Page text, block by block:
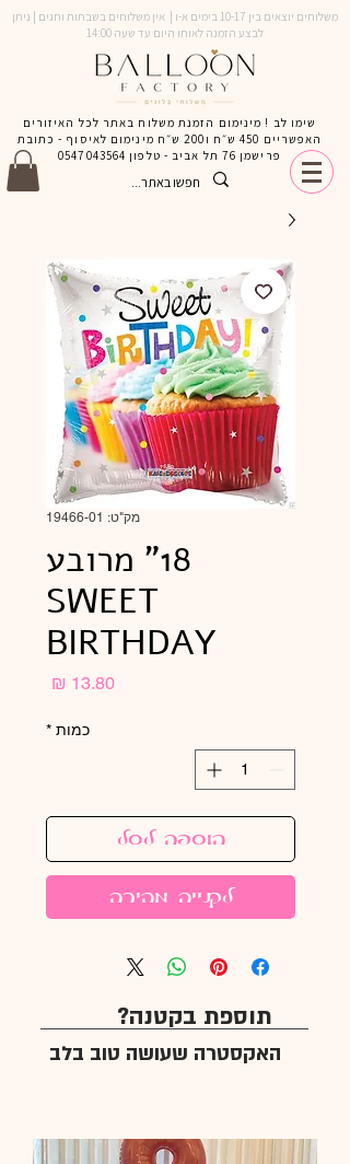
משלוחים יוצאים בין 10-17 בימים א-ו | אין משלוחים בשבתות וחגים | ניתן
לבצע הזמנה לאותו היום עד שעה 14:00
שימו לב ! מינימום הזמנת משלוח באתר לכל האיזורים
האפשריים 450 ש״ח ו200 ש״ח מינימום לאיסוף - כתובת
פרישמן 76 תל אביב - טלפון
0547043564
מק"ט: 19466-01
18" מרובע
SWEET
BIRTHDAY
כמות *
הוספה לסל
לקנייה מהירה
תוספת בקטנה?
האקסטרה שעושה טוב בלב